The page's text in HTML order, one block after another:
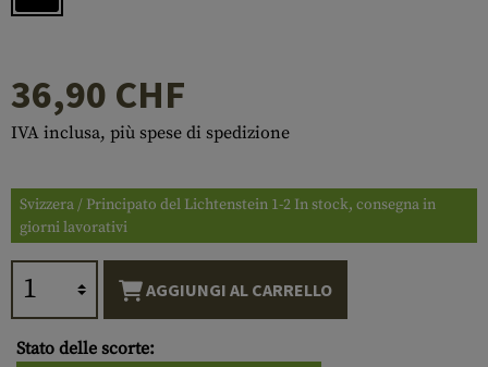
36,90 CHF
IVA inclusa, più spese di spedizione
Svizzera / Principato del Lichtenstein 1-2 In stock, consegna in
giorni lavorativi
AGGIUNGI AL CARRELLO
Stato delle scorte: